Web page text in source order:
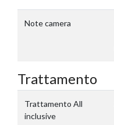
Note camera
Trattamento
Trattamento All
inclusive